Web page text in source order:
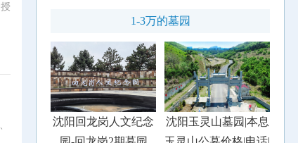
1-3万的墓园
沈阳回龙岗人文纪念
沈阳玉灵山墓园|本息